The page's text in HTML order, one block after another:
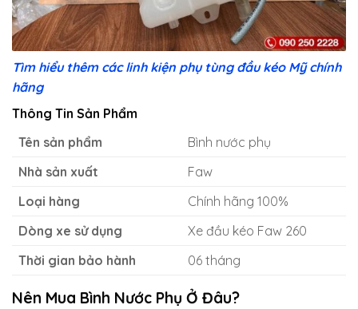
Tìm hiểu thêm các linh kiện phụ tùng đầu kéo Mỹ chính
hãng
Thông Tin Sản Phẩm
Tên sản phẩm
Bình nước phụ
Nhà sản xuất
Faw
Loại hàng
Chính hãng 100%
Dòng xe sử dụng
Xe đầu kéo Faw 260
Thời gian bảo hành
06 tháng
Nên Mua Bình Nước Phụ Ở Đâu?